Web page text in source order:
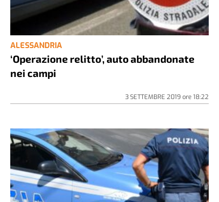
ALESSANDRIA
‘Operazione relitto’, auto abbandonate
nei campi
3 SETTEMBRE 2019 ore 18:22